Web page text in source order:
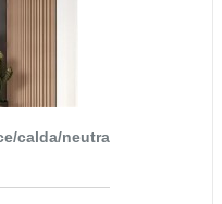
calda/neutra